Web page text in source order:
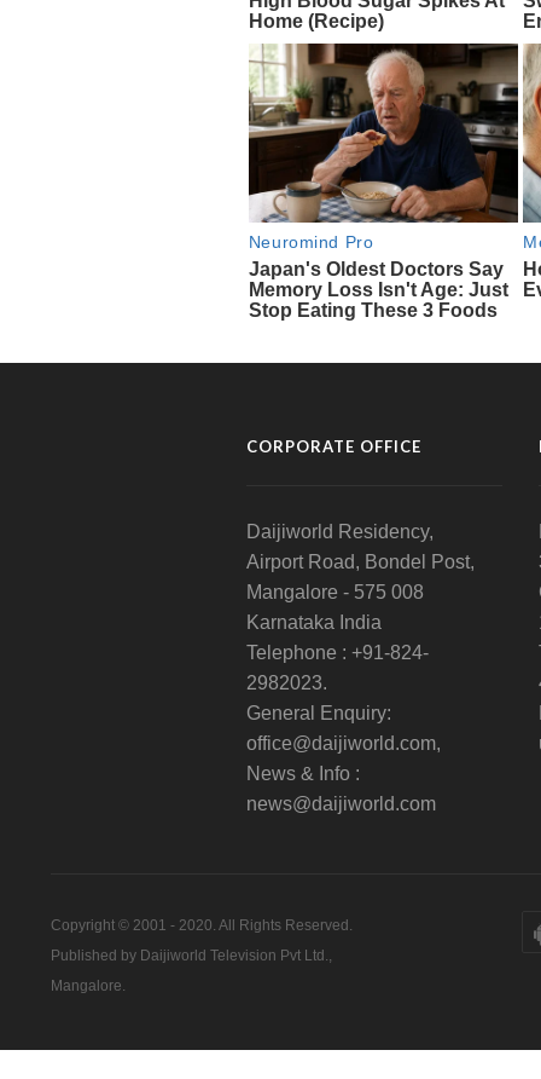
CORPORATE OFFICE
Daijiworld Residency,
Airport Road, Bondel Post,
Mangalore - 575 008
Karnataka India
Telephone : +91-824-
2982023.
General Enquiry:
office@daijiworld.com,
News & Info :
news@daijiworld.com
Copyright © 2001 - 2020. All Rights Reserved.
Published by Daijiworld Television Pvt Ltd.,
Mangalore.